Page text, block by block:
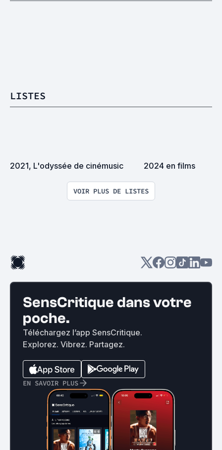
LISTES
2021, L'odyssée de cinémusic 2024 en films
VOIR PLUS DE LISTES
SensCritique dans votre
poche.
Téléchargez l’app SensCritique.
Explorez. Vibrez. Partagez.
EN SAVOIR PLUS